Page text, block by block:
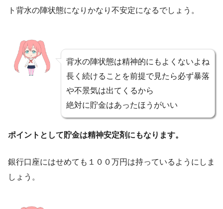
ト背水の陣状態になりかなり不安定になるでしょう。
背水の陣状態は精神的にもよくないよね
長く続けることを前提で見たら必ず暴落
や不景気は出てくるから
絶対に貯金はあったほうがいい
ポイントとして貯金は精神安定剤にもなります。
銀行口座にはせめても１００万円は持っているようにしま
しょう。